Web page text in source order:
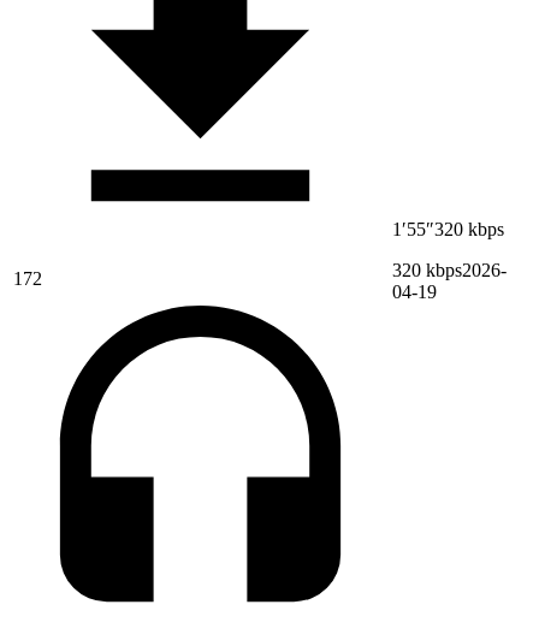
172
1′55″320 kbps
320 kbps2026-
04-19